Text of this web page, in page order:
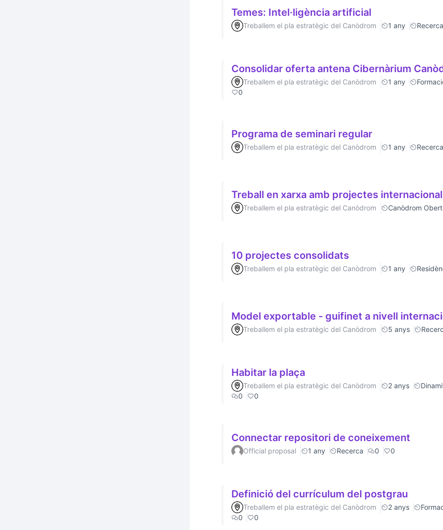
Temes: Intel·ligència artificial
Treballem el pla estratègic del Canòdrom 1 any Recerca
Consolidar oferta antena Cibernàrium
Treballem el pla estratègic del Canòdrom 1 any
0
Programa de seminari regular
Treballem el pla estratègic del Canòdrom 1 any Recerca
Treball en xarxa amb projectes
Treballem el pla estratègic del Canòdrom Canòdrom Obert
10 projectes consolidats
Treballem el pla estratègic del Canòdrom 1 any
Model exportable - guifinet a nivell
Treballem el pla estratègic del Canòdrom 5 anys
Habitar la plaça
Treballem el pla estratègic del Canòdrom 2 anys
0
0
Connectar repositori de coneixement
Official proposal 1 any Recerca 0 0
Definició del currículum del postgrau
Treballem el pla estratègic del Canòdrom 2 anys
0
0